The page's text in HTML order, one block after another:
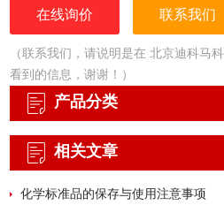
• 详尽的分析证书（COA）
• 更为人性化的小包装量，利于保存，
在线询价 联系我们
（联系我们，请说明是在 北京迪科马
看到的信息，谢谢！）
产品分类
相关文章
化学标准品的保存与使用注意事项